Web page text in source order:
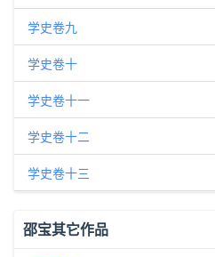
学史卷九
学史卷十
学史卷十一
学史卷十二
学史卷十三
邵宝其它作品